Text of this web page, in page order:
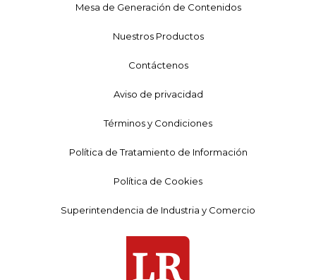
Mesa de Generación de Contenidos
Nuestros Productos
Contáctenos
Aviso de privacidad
Términos y Condiciones
Política de Tratamiento de Información
Política de Cookies
Superintendencia de Industria y Comercio